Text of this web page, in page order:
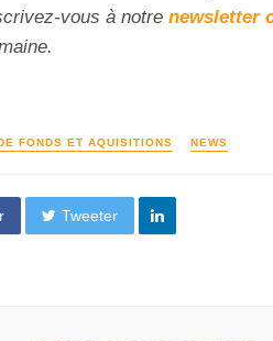
vous à notre newsletter
FONDS ET AQUISITIONS NEWS
Tweeter